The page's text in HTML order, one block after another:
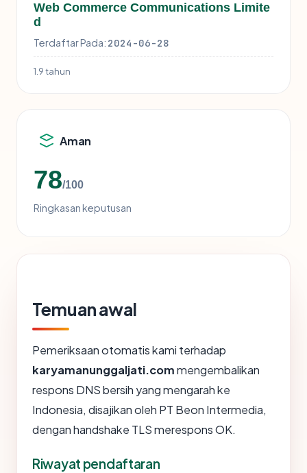
Web Commerce Communications Limite
d
Terdaftar Pada: 2024-06-28
1.9 tahun
Aman
78/100
Ringkasan keputusan
Temuan awal
Pemeriksaan otomatis kami terhadap
karyamanunggaljati.commengembalikan
respons DNS bersih yang mengarah ke
Indonesia, disajikan oleh PT Beon Intermedia,
dengan handshake TLS merespons OK.
Riwayat pendaftaran